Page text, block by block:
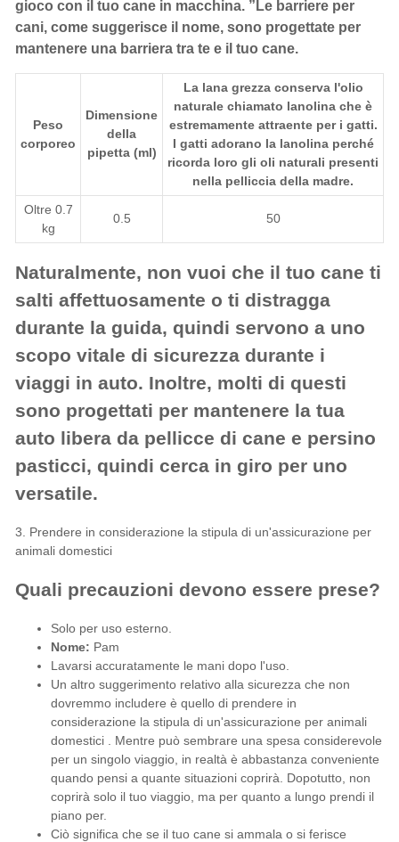
gioco con il tuo cane in macchina. ”Le barriere per
cani, come suggerisce il nome, sono progettate per
mantenere una barriera tra te e il tuo cane.
Peso
corporeo
Dimensione
della
pipetta (ml)
La lana grezza conserva l'olio
naturale chiamato lanolina che è
estremamente attraente per i gatti.
I gatti adorano la lanolina perché
ricorda loro gli oli naturali presenti
nella pelliccia della madre.
Oltre 0.7
kg
0.5 50
Naturalmente, non vuoi che il tuo cane ti
salti affettuosamente o ti distragga
durante la guida, quindi servono a uno
scopo vitale di sicurezza durante i
viaggi in auto. Inoltre, molti di questi
sono progettati per mantenere la tua
auto libera da pellicce di cane e persino
pasticci, quindi cerca in giro per uno
versatile.
3. Prendere in considerazione la stipula di un'assicurazione per
animali domestici
Quali precauzioni devono essere prese?
Solo per uso esterno.
Nome: Pam
Lavarsi accuratamente le mani dopo l'uso.
Un altro suggerimento relativo alla sicurezza che non
dovremmo includere è quello di prendere in
considerazione la stipula di un'assicurazione per animali
domestici . Mentre può sembrare una spesa considerevole
per un singolo viaggio, in realtà è abbastanza conveniente
quando pensi a quante situazioni coprirà. Dopotutto, non
coprirà solo il tuo viaggio, ma per quanto a lungo prendi il
piano per.
Ciò significa che se il tuo cane si ammala o si ferisce